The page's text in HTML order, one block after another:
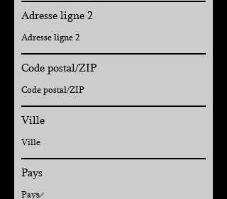
Adresse ligne 2
Code postal/ZIP
Ville
Pays